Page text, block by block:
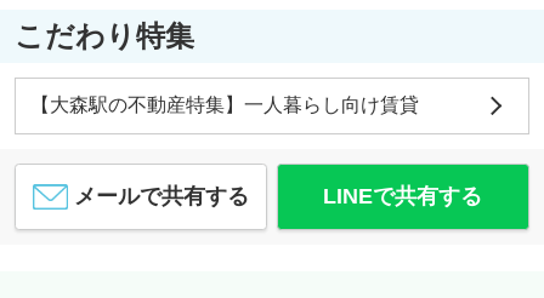
こだわり特集
【大森駅の不動産特集】一人暮らし向け賃貸
メールで共有する LINEで共有する